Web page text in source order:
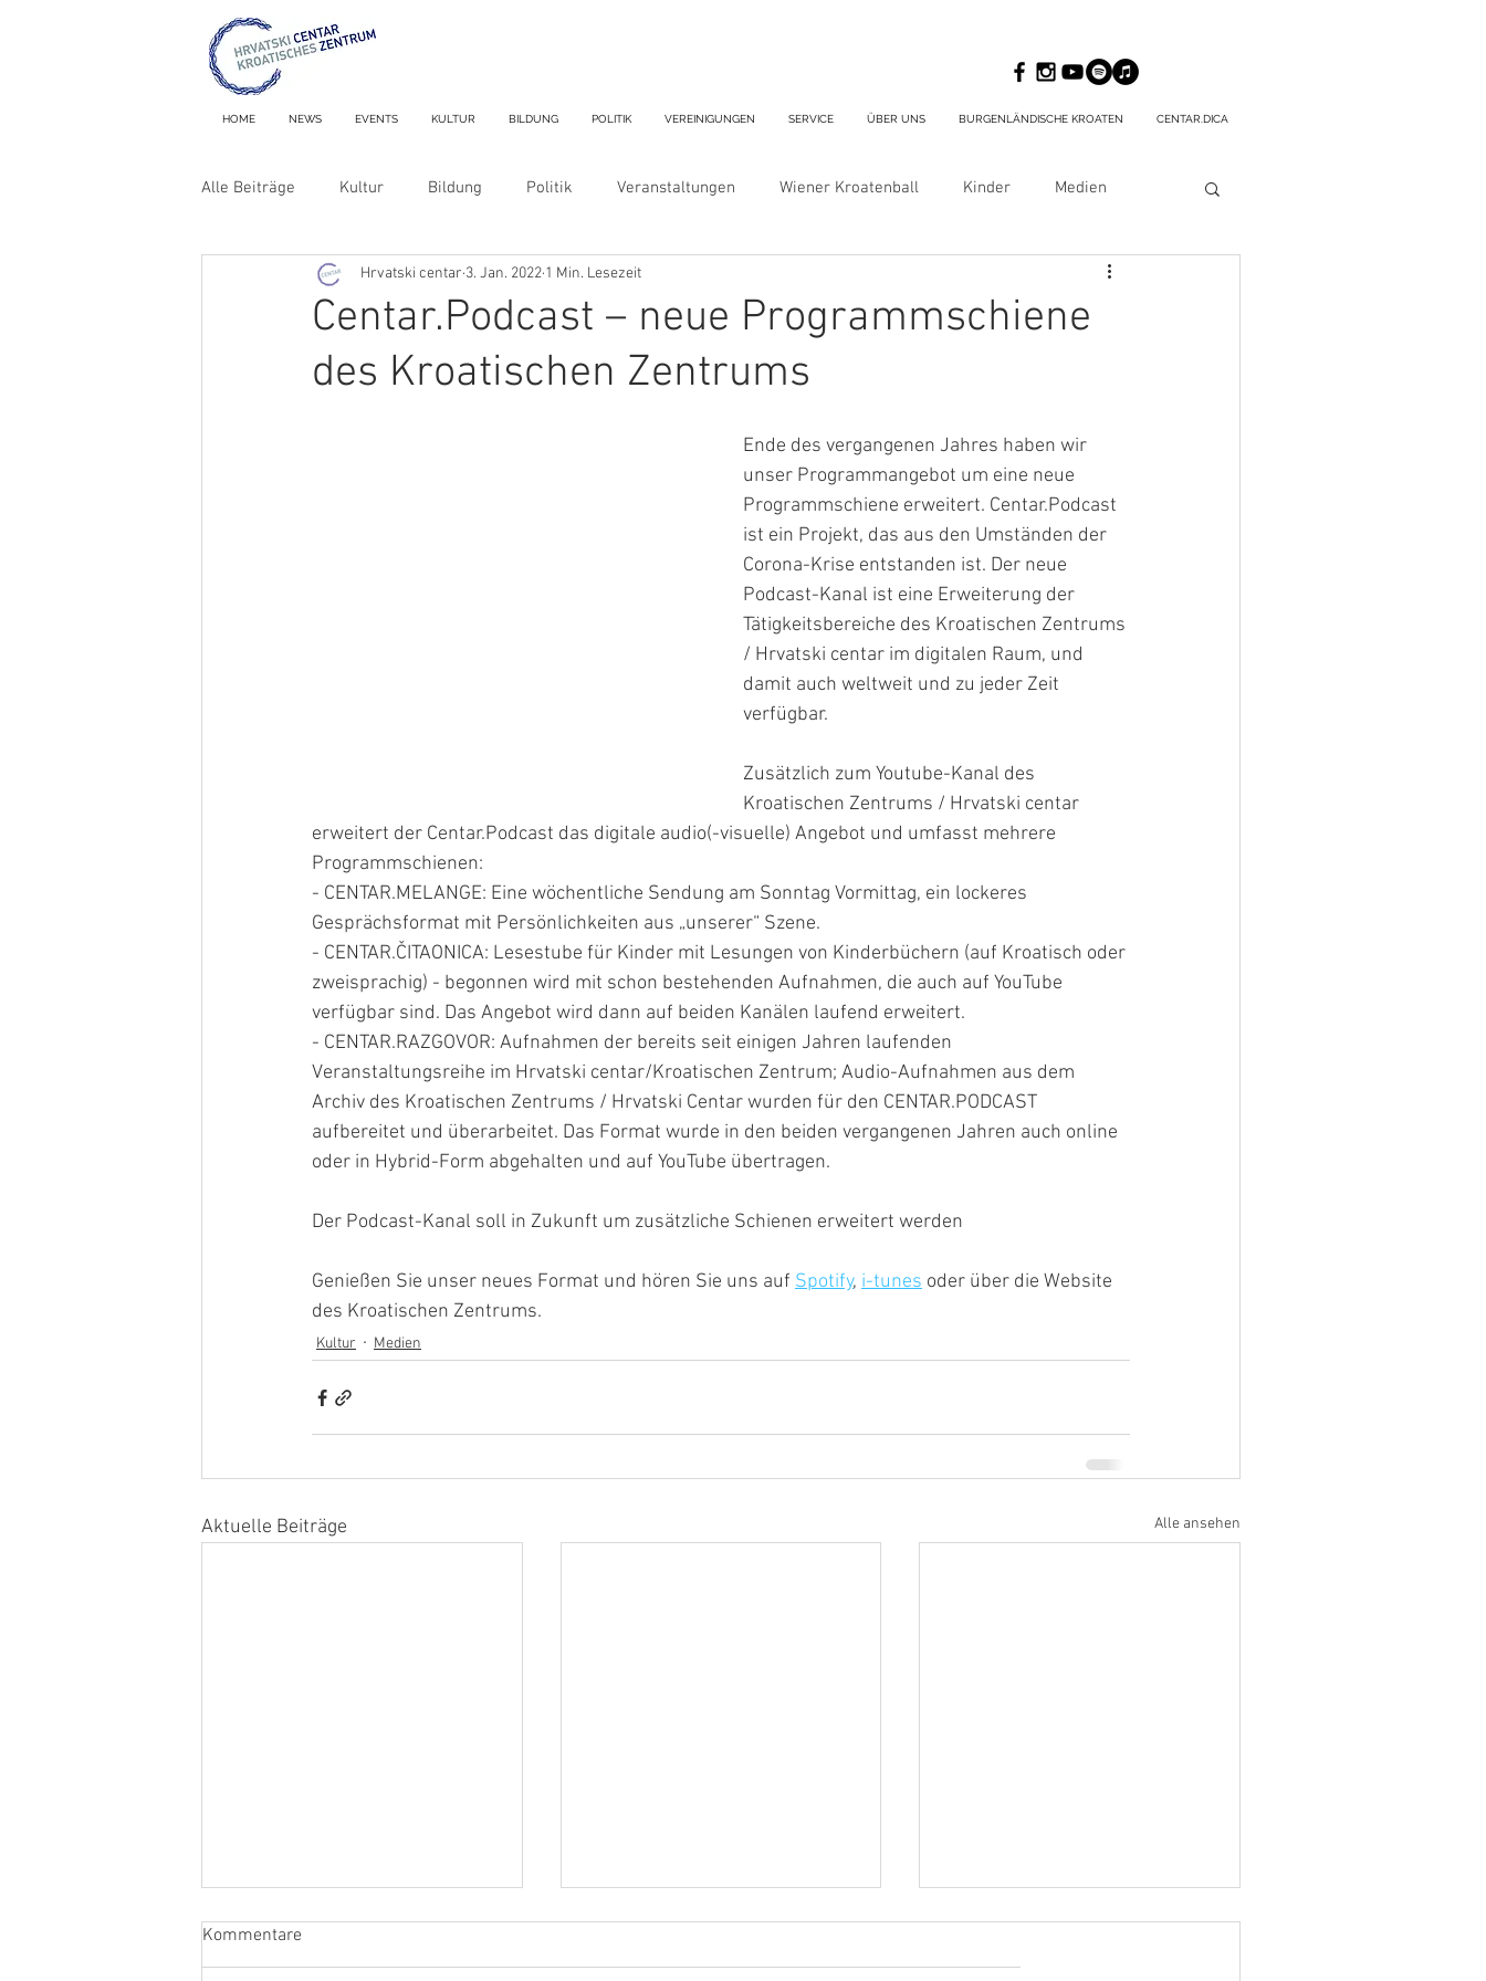
HOME NEWS EVENTS KULTUR BILDUNG POLITIK VEREINIGUNGEN SERVICE ÜBER UNS BURGENLÄNDISCHE KROATEN CENTAR.DICA
Alle Beiträge Kultur Bildung Politik Veranstaltungen Wiener Kroatenball Kinder Medien
Nekrologe Metron & MiniMetron
Centar.Podcast – neue Programmschiene
des Kroatischen Zentrums
Hrvatski centar 3. Jan. 2022 1 Min. Lesezeit
Ende des vergangenen Jahres haben wir
unser Programmangebot um eine neue
Programmschiene erweitert. Centar.Podcast
ist ein Projekt, das aus den Umständen der
Corona-Krise entstanden ist. Der neue
Podcast-Kanal ist eine Erweiterung der
Tätigkeitsbereiche des Kroatischen Zentrums
/ Hrvatski centar im digitalen Raum, und
damit auch weltweit und zu jeder Zeit
verfügbar.
Zusätzlich zum Youtube-Kanal des
Kroatischen Zentrums / Hrvatski centar
erweitert der Centar.Podcast das digitale audio(-visuelle) Angebot und umfasst mehrere
Programmschienen:
- CENTAR.MELANGE: Eine wöchentliche Sendung am Sonntag Vormittag, ein lockeres
Gesprächsformat mit Persönlichkeiten aus „unserer“ Szene.
- CENTAR.ČITAONICA: Lesestube für Kinder mit Lesungen von Kinderbüchern (auf Kroatisch oder
zweisprachig) - begonnen wird mit schon bestehenden Aufnahmen, die auch auf YouTube
verfügbar sind. Das Angebot wird dann auf beiden Kanälen laufend erweitert.
- CENTAR.RAZGOVOR: Aufnahmen der bereits seit einigen Jahren laufenden
Veranstaltungsreihe im Hrvatski centar/Kroatischen Zentrum; Audio-Aufnahmen aus dem
Archiv des Kroatischen Zentrums / Hrvatski Centar wurden für den CENTAR.PODCAST
aufbereitet und überarbeitet. Das Format wurde in den beiden vergangenen Jahren auch online
oder in Hybrid-Form abgehalten und auf YouTube übertragen.
Der Podcast-Kanal soll in Zukunft um zusätzliche Schienen erweitert werden
Genießen Sie unser neues Format und hören Sie uns auf Spotify, i-tunes oder über die Website
des Kroatischen Zentrums.
Kultur Medien
Aktuelle Beiträge Alle ansehen
Kommentare